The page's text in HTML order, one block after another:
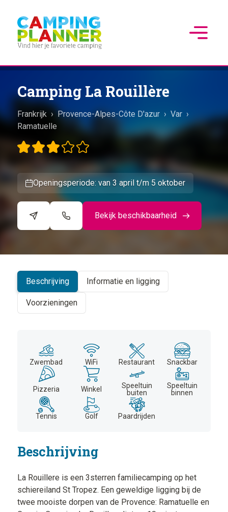
Camping La Rouillère
Frankrijk › Provence-Alpes-Côte D'azur › Var ›
Ramatuelle
Openingsperiode: van 3 april t/m 5 oktober
Bekijk beschikbaarheid
+
Beschrijving Informatie en ligging
Voorzieningen
Zwembad WiFi Restaurant Snackbar
Pizzeria Winkel
Speeltuin
buiten
Speeltuin
binnen
Tennis Golf Paardrijden
Beschrijving
La Rouillere is een 3sterren familiecamping op het
schiereiland St Tropez. Een geweldige ligging bij de
twee mooiste dorpen van de Provence: Ramatuelle en